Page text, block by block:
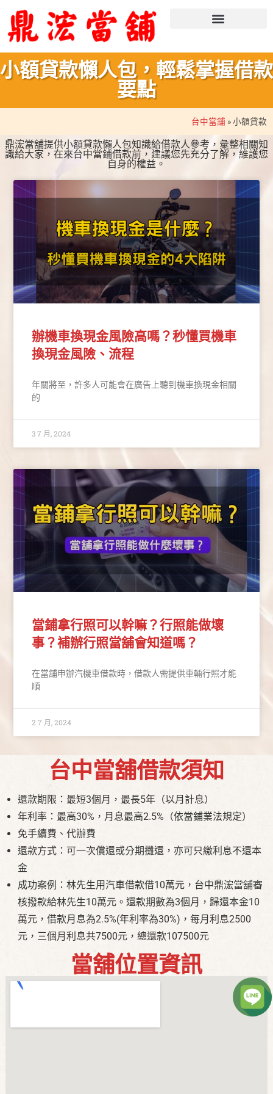
小額貸款懶人包，輕鬆掌握借款
要點
台中當舖 »小額貸款
鼎浤當舖提供小額貸款懶人包知識給借款人參考，彙整相關知
識給大家，在來台中當鋪借款前，建議您先充分了解，維護您
自身的權益。
辦機車換現金風險高嗎？秒懂買機車
換現金風險、流程
年關將至，許多人可能會在廣告上聽到機車換現金相關
的
3 7 月, 2024
當鋪拿行照可以幹嘛？行照能做壞
事？補辦行照當舖會知道嗎？
在當舖申辦汽機車借款時，借款人需提供車輛行照才能
順
2 7 月, 2024
台中當舖借款須知
還款期限：最短3個月，最長5年（以月計息）
年利率：最高30%，月息最高2.5%（依當鋪業法規定）
免手續費、代辦費
還款方式：可一次償還或分期攤還，亦可只繳利息不還本
金
成功案例：林先生用汽車借款借10萬元，台中鼎浤當舖審
核撥款給林先生10萬元。還款期數為3個月，歸還本金10
萬元，借款月息為2.5%(年利率為30%)，每月利息2500
元，三個月利息共7500元，總還款107500元
當舖位置資訊